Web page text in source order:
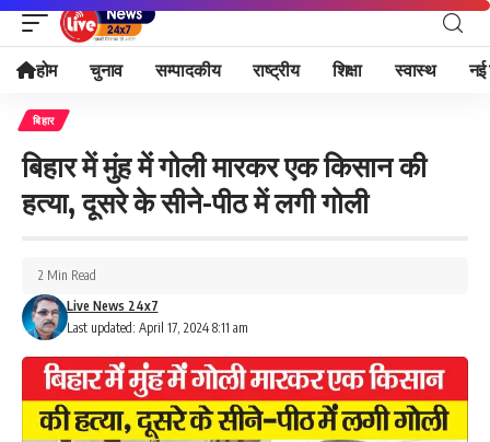
होम चुनाव सम्पादकीय राष्ट्रीय शिक्षा स्वास्थ नई
बिहार
बिहार में मुंह में गोली मारकर एक किसान की
हत्या, दूसरे के सीने-पीठ में लगी गोली
Last updated: April 17, 2024 8:11 am
Live News 24x7
2 Min Read